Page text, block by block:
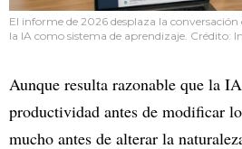
El informe de 2026 desplaza la
la IA como sistema de aprendizaje. Crédito:
Aunque resulta razonable que la
productividad antes de modificar
mucho antes de alterar la